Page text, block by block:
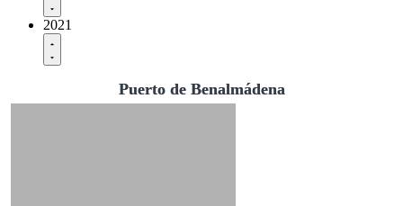
2021
Puerto de Benalmádena